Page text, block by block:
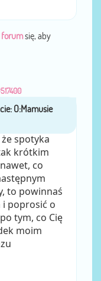
forumsię, aby
spotyka
krótkim
co
to powinnaś
i poprosić o
tym, co Cię
moim